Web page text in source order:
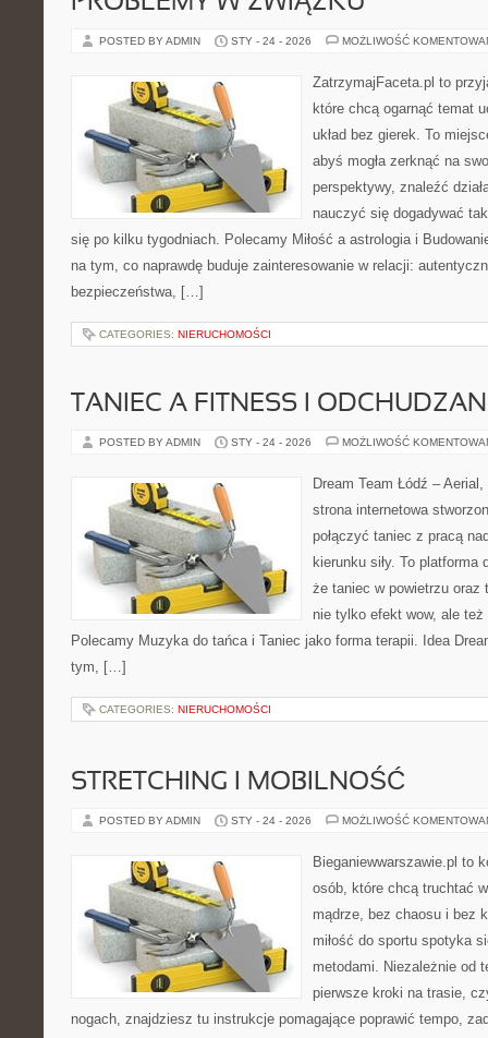
POSTED BY ADMIN STY - 24 - 2026 MOŻLIWOŚĆ
ZatrzymajFaceta.pl to
które chcą ogarnąć temat
układ bez gierek. To
abyś mogła zerknąć na
perspektywy, znaleźć
nauczyć się dogadywać
się po kilku tygodniach. Polecamy Miłość a astrologia i
na tym, co naprawdę buduje zainteresowanie w relacji:
bezpieczeństwa, […]
CATEGORIES: NIERUCHOMOŚCI
TANIEC A FITNESS I
POSTED BY ADMIN STY - 24 - 2026 MOŻLIWOŚĆ
Dream Team Łódź –
strona internetowa
połączyć taniec z pracą
kierunku siły. To
że taniec w powietrzu oraz
nie tylko efekt wow, ale
Polecamy Muzyka do tańca i Taniec jako forma terapii. Idea
tym, […]
CATEGORIES: NIERUCHOMOŚCI
STRETCHING I MOBILNOŚĆ
POSTED BY ADMIN STY - 24 - 2026 MOŻLIWOŚĆ
Bieganiewwarszawie.pl to
osób, które chcą truchtać
mądrze, bez chaosu i bez
miłość do sportu spotyka
metodami. Niezależnie od
pierwsze kroki na trasie,
nogach, znajdziesz tu instrukcje pomagające poprawić tempo,